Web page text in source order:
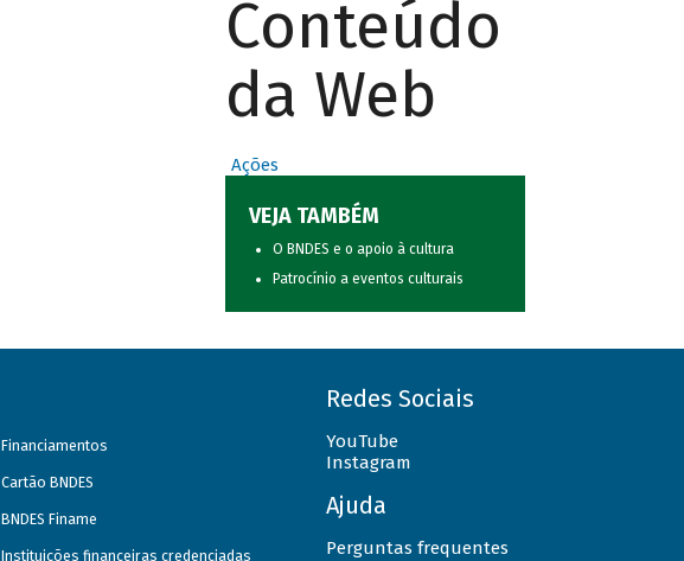
Conteúdo
da Web
Ações
VEJA TAMBÉM
O BNDES e o apoio à cultura
Patrocínio a eventos culturais
Financiamentos
Cartão BNDES
BNDES Finame
Instituições financeiras credenciadas
Redes Sociais
YouTube
Instagram
Ajuda
Perguntas frequentes